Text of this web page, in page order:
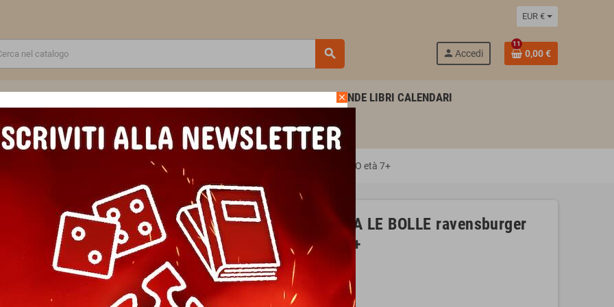
EUR €
search person Accedi
11
0,00 €
AGENDE LIBRI CALENDARI
SCUOLA E TEMPO LIBERO
BARBONCINO TRA LE BOLLE ravensburger 15 COLORI con cornice QUADRO età 7+
CREART kit artistico BARBONCINO TRA LE BOLLE ravensburger
15 COLORI con cornice QUADRO età 7+
Marca
Ravensburger
Riferimento
4005555233176
In magazzino
2 Articoli
close